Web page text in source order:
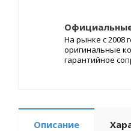
На рынке с 2008
оригинальные
гарантийное
Описание